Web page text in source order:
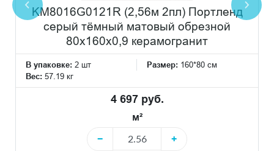
KM8016G0121R (2,56м 2пл) Портленд
серый тёмный матовый обрезной
80x160x0,9 керамогранит
В упаковке: 2 шт Размер: 160*80 см
Вес: 57.19 кг
4 697 руб.
м²
−
+